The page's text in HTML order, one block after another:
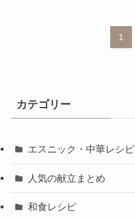
1
カテゴリー
エスニック・中華レシピ
人気の献立まとめ
和食レシピ